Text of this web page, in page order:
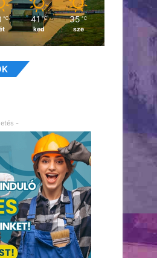
℃ 41 ℃
ked
35 ℃
sze
-